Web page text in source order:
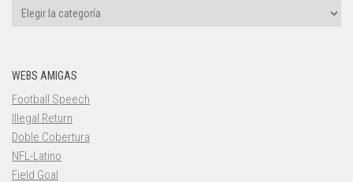
Categorías
WEBS AMIGAS
Football Speech
Illegal Return
Doble Cobertura
NFL-Latino
Field Goal